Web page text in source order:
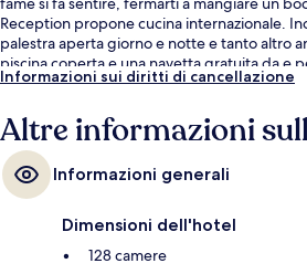
Reception propone cucina internazionale.
palestra aperta giorno e notte e tanto altro
piscina coperta e una navetta gratuita da e
in camera includono lavatrici/asciugatrici e
Informazioni sui diritti di cancellazione
Altre informazioni
Informazioni generali
Dimensioni dell'hotel
128 camere